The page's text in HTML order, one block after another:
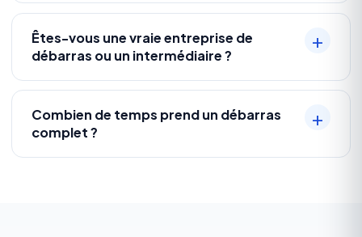
Êtes-vous une vraie entreprise de
débarras ou un intermédiaire ?
Combien de temps prend un débarras
complet ?